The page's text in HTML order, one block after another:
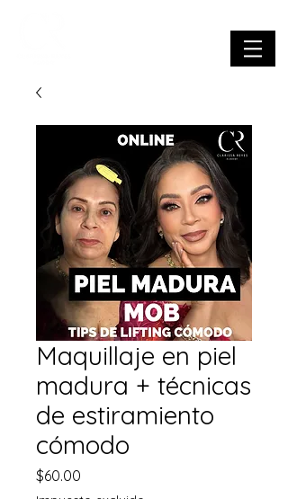
Maquillaje en piel
madura + técnicas
de estiramiento
cómodo
$60.00